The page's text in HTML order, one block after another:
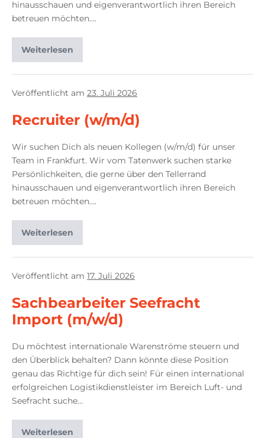
hinausschauen und eigenverantwortlich ihren Bereich
betreuen möchten….
Weiterlesen
Veröffentlicht am 23. Juli 2026
Recruiter (w/m/d)
Wir suchen Dich als neuen Kollegen (w/m/d) für unser
Team in Frankfurt. Wir vom Tatenwerk suchen starke
Persönlichkeiten, die gerne über den Tellerrand
hinausschauen und eigenverantwortlich ihren Bereich
betreuen möchten….
Weiterlesen
Veröffentlicht am 17. Juli 2026
Sachbearbeiter Seefracht
Import (m/w/d)
Du möchtest internationale Warenströme steuern und
den Überblick behalten? Dann könnte diese Position
genau das Richtige für dich sein! Für einen international
erfolgreichen Logistikdienstleister im Bereich Luft- und
Seefracht suche…
Weiterlesen